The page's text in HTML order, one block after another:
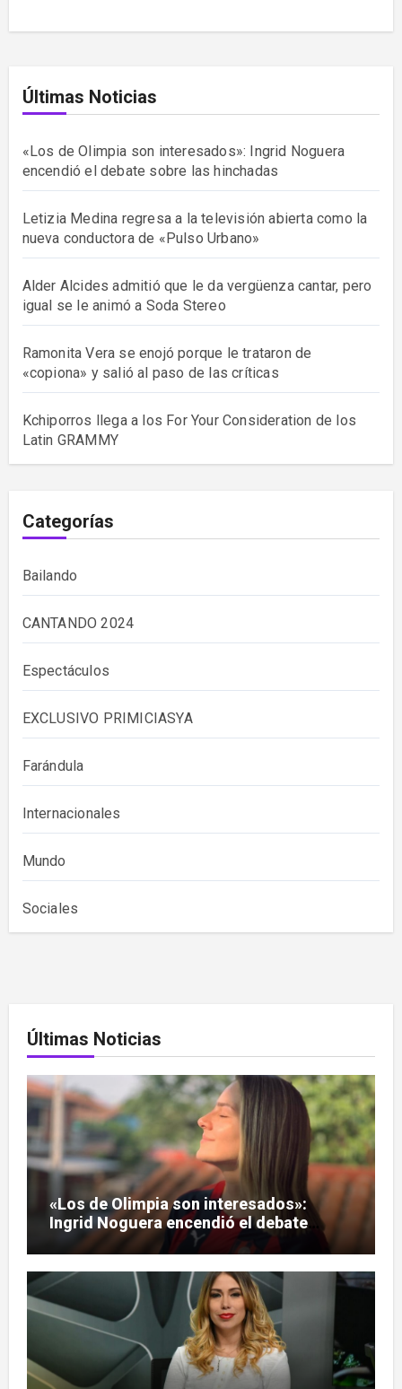
Últimas Noticias
«Los de Olimpia son interesados»: Ingrid Noguera
encendió el debate sobre las hinchadas
Letizia Medina regresa a la televisión abierta como la
nueva conductora de «Pulso Urbano»
Alder Alcides admitió que le da vergüenza cantar, pero
igual se le animó a Soda Stereo
Ramonita Vera se enojó porque le trataron de
«copiona» y salió al paso de las críticas
Kchiporros llega a los For Your Consideration de los
Latin GRAMMY
Categorías
Bailando
CANTANDO 2024
Espectáculos
EXCLUSIVO PRIMICIASYA
Farándula
Internacionales
Mundo
Sociales
Últimas Noticias
«Los de Olimpia son interesados»:
Ingrid Noguera encendió el debate
sobre las hinchadas